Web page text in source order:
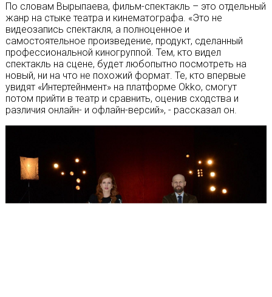
По словам Вырыпаева, фильм-спектакль – это отдельный
жанр на стыке театра и кинематографа. «Это не
видеозапись спектакля, а полноценное и
самостоятельное произведение, продукт, сделанный
профессиональной киногруппой. Тем, кто видел
спектакль на сцене, будет любопытно посмотреть на
новый, ни на что не похожий формат. Те, кто впервые
увидят «Интертейнмент» на платформе Okko, смогут
потом прийти в театр и сравнить, оценив сходства и
различия онлайн- и офлайн-версий», - рассказал он.